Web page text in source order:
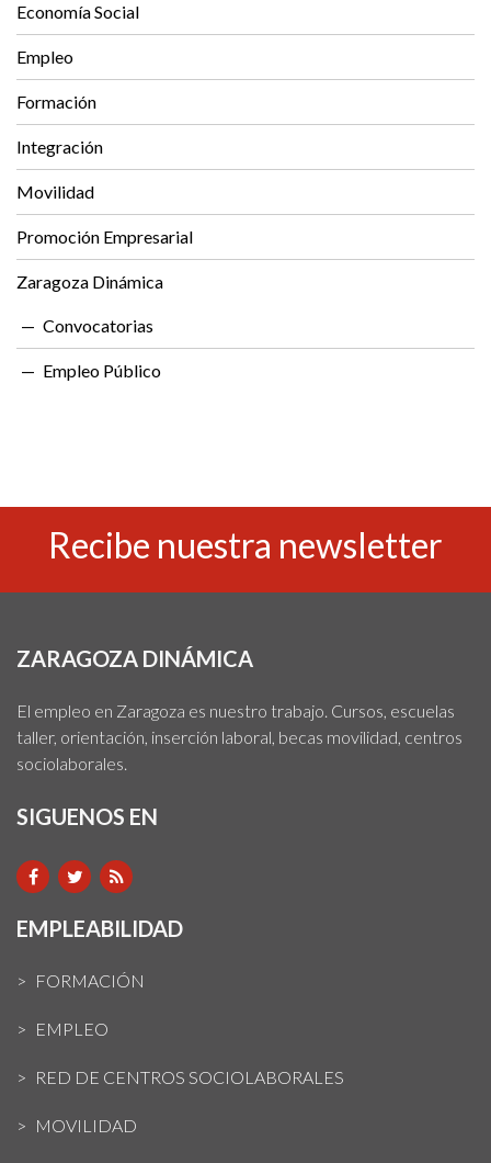
Economía Social
Empleo
Formación
Integración
Movilidad
Promoción Empresarial
Zaragoza Dinámica
Convocatorias
Empleo Público
Recibe nuestra newsletter
ZARAGOZA DINÁMICA
El empleo en Zaragoza es nuestro trabajo. Cursos, escuelas
taller, orientación, inserción laboral, becas movilidad, centros
sociolaborales.
SIGUENOS EN
EMPLEABILIDAD
FORMACIÓN
EMPLEO
RED DE CENTROS SOCIOLABORALES
MOVILIDAD